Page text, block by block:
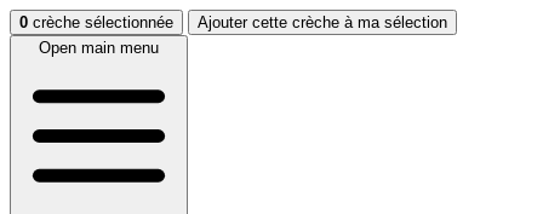
Aller au contenuAller au footer
0 crèche sélectionnée
Ajouter cette crèche à ma sélection
Open main menu